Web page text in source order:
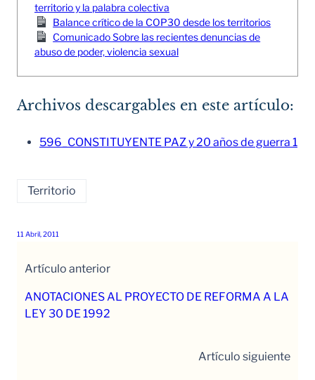
territorio y la palabra colectiva
Balance crítico de la COP30 desde los territorios
Comunicado Sobre las recientes denuncias de
abuso de poder, violencia sexual
Archivos descargables en este artículo:
596_CONSTITUYENTE PAZ y 20 años de guerra 1
Territorio
11 Abril, 2011
Artículo anterior
ANOTACIONES AL PROYECTO DE REFORMA A LA
LEY 30 DE 1992
Artículo siguiente